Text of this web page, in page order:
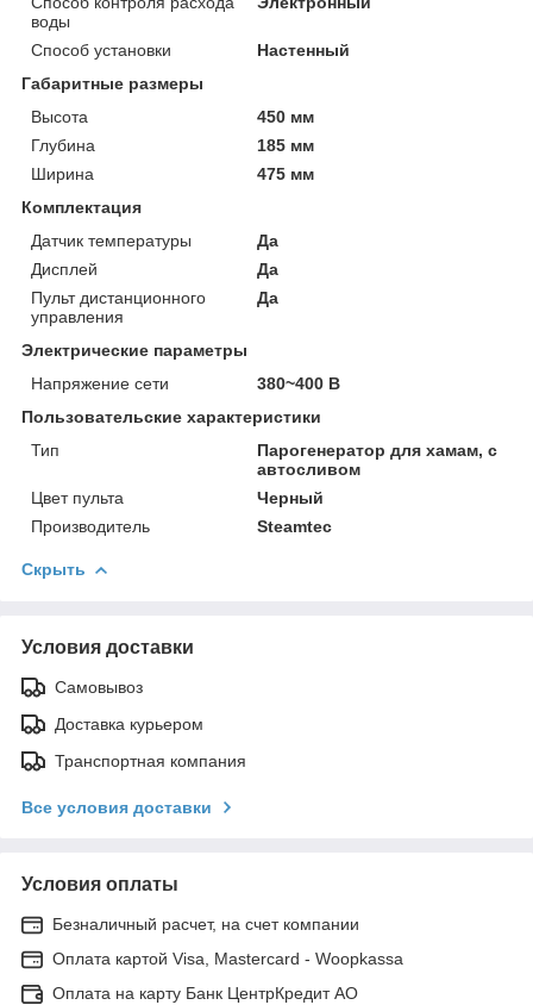
воды
Способ установки
Настенный
Габаритные размеры
Высота
450 мм
Глубина
185 мм
Ширина
475 мм
Комплектация
Датчик температуры
Да
Дисплей
Да
Пульт дистанционного
управления
Да
Электрические параметры
Напряжение сети
380~400 В
Пользовательские характеристики
Тип
Парогенератор для хамам, с
автосливом
Цвет пульта
Черный
Производитель
Steamtec
Скрыть
Условия доставки
Самовывоз
Доставка курьером
Транспортная компания
Все условия доставки
Условия оплаты
Безналичный расчет, на счет компании
Оплата картой Visa, Mastercard - Woopkassa
Оплата на карту Банк ЦентрКредит АО